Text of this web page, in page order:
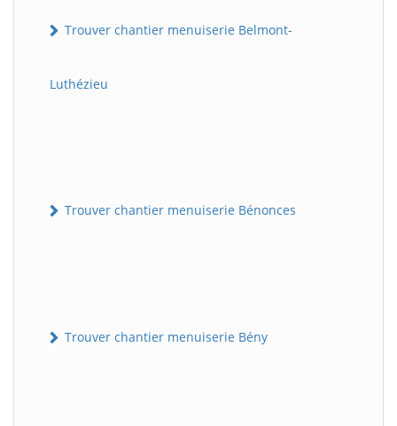
Trouver chantier menuiserie Belmont-
Luthézieu
Trouver chantier menuiserie Bénonces
Trouver chantier menuiserie Bény